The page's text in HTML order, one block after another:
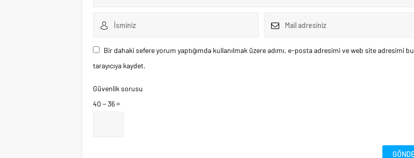
Bir dahaki sefere yorum yaptığımda kullanılmak üzere adımı, e-posta adresimi ve web site adresimi bu
tarayıcıya kaydet.
Güvenlik sorusu
40 − 36 =